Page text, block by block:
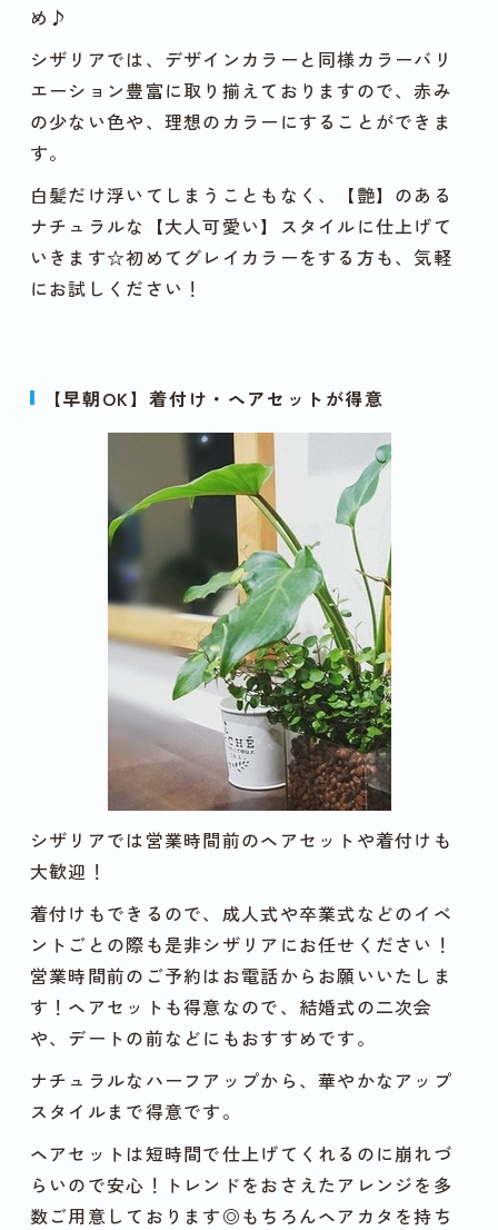
め♪
シザリアでは、デザインカラーと同様カラーバリ
エーション豊富に取り揃えておりますので、赤み
の少ない色や、理想のカラーにすることができま
す。
白髪だけ浮いてしまうこともなく、【艶】のある
ナチュラルな【大人可愛い】スタイルに仕上げて
いきます☆初めてグレイカラーをする方も、気軽
にお試しください！
【早朝OK】着付け・ヘアセットが得意
シザリアでは営業時間前のヘアセットや着付けも
大歓迎！
着付けもできるので、成人式や卒業式などのイベ
ントごとの際も是非シザリアにお任せください！
営業時間前のご予約はお電話からお願いいたしま
す！ヘアセットも得意なので、結婚式の二次会
や、デートの前などにもおすすめです。
ナチュラルなハーフアップから、華やかなアップ
スタイルまで得意です。
ヘアセットは短時間で仕上げてくれるのに崩れづ
らいので安心！トレンドをおさえたアレンジを多
数ご用意しております◎もちろんヘアカタを持ち